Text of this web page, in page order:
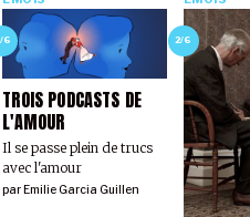
6
TROIS PODCASTS DE
L'AMOUR
Il se passe plein de trucs
avec l'amour
par Emilie Garcia Guillen
2/6